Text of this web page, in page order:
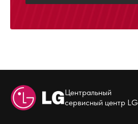
Центральный
сервисный центр LG